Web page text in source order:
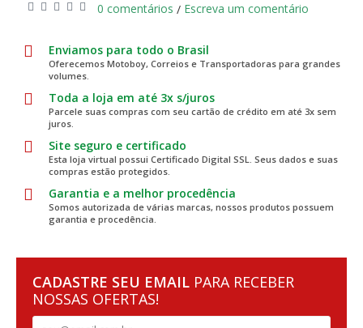
0 comentários / Escreva um comentário
Enviamos para todo o Brasil
Oferecemos Motoboy, Correios e Transportadoras para grandes
volumes.
Toda a loja em até 3x s/juros
Parcele suas compras com seu cartão de crédito em até 3x sem
juros.
Site seguro e certificado
Esta loja virtual possui Certificado Digital SSL. Seus dados e suas
compras estão protegidos.
Garantia e a melhor procedência
Somos autorizada de várias marcas, nossos produtos possuem
garantia e procedência.
CADASTRE SEU EMAIL PARA RECEBER
NOSSAS OFERTAS!